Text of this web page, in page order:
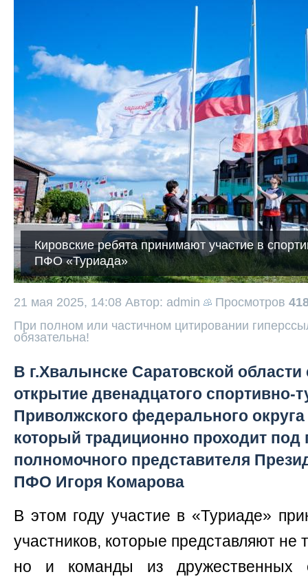
Кировские ребята принимают участие в
ПФО «Туриада»
21 мая 2025, 14:08 Автор: admin Просмотров
При полном или частичном цитировании
обязательна!
В г.Хвалынске Саратовской области
открытие двенадцатого спортивно-
Приволжского федерального
который традиционно проходит под
полномочного представителя
ПФО Игоря Комарова
В этом году участие в «Туриаде»
участников, которые представляют
но и команды из дружественных